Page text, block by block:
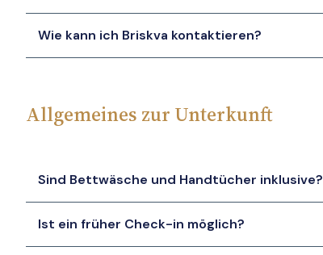
Wie kann ich Briskva kontaktieren?
Allgemeines zur Unterkunft
Sind Bettwäsche und Handtücher inklusive?
Ist ein früher Check-in möglich?